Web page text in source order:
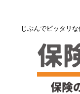
じぶんでピッタリ